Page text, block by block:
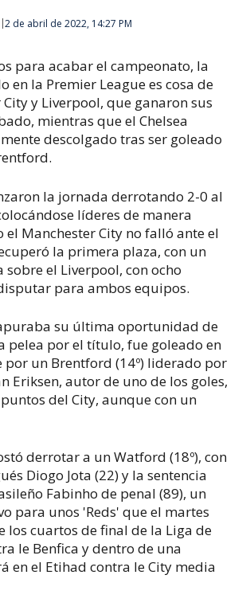
2 de abril de 2022, 14:27 PM
para acabar el campeonato, la
en la Premier League es cosa de
y Liverpool, que ganaron sus
mientras que el Chelsea
descolgado tras ser goleado
la jornada derrotando 2-0 al
líderes de manera
el Manchester City no falló ante el
la primera plaza, con un
sobre el Liverpool, con ocho
para ambos equipos.
su última oportunidad de
pelea por el título, fue goleado en
un Brentford (14º) liderado por
Eriksen, autor de uno de los goles,
del City, aunque con un
derrotar a un Watford (18º), con
Diogo Jota (22) y la sentencia
Fabinho de penal (89), un
para unos 'Reds' que el martes
los cuartos de final de la Liga de
le Benfica y dentro de una
en el Etihad contra le City media